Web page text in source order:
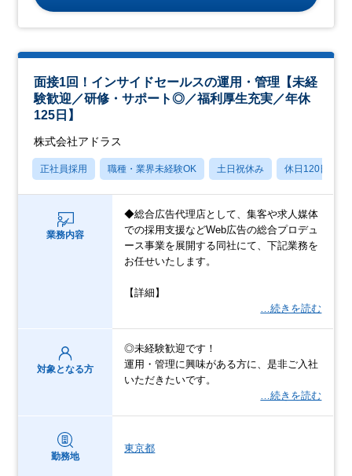
面接1回！インサイドセールスの運用・管理【未経
験歓迎／研修・サポート◎／福利厚生充実／年休
125日】
株式会社アドラス
正社員採用 職種・業界未経験OK 土日祝休み 休日120日以上
業務内容
◆総合広告代理店として、集客や求人媒体
での採用支援などWeb広告の総合プロデュ
ース事業を展開する同社にて、下記業務を
お任せいたします。
【詳細】
…続きを読む
対象となる方
◎未経験歓迎です！
運用・管理に興味がある方に、是非ご入社
いただきたいです。
…続きを読む
勤務地
東京都